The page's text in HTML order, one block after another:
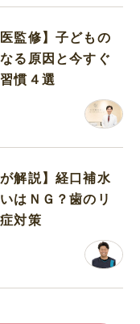
医監修】子どもの
る原因と今すぐ
慣４選
が解説】経口補水
はＮＧ？歯のリ
対策